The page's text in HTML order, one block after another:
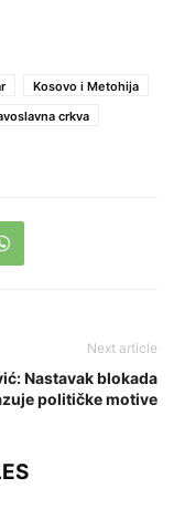
Kosovo i Metohija
crkva
Next article
Nastavak blokada
političke motive